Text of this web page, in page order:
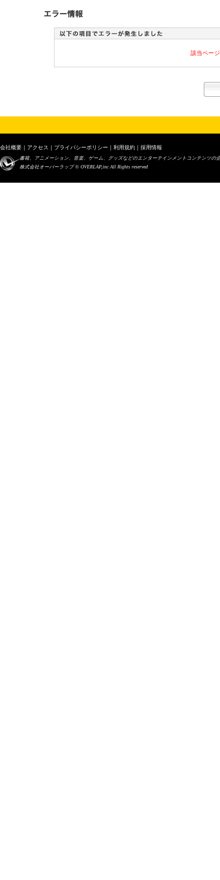
該当ペー
会社概要 ｜ アクセス ｜ プライバシーポリシー ｜ 利用規約 ｜ 採用情報
書籍、アニメーション、音楽、ゲーム、グッズなどのエンターテインメントコンテンツの
株式会社オーバーラップ © OVERLAP,inc All Rights reserved